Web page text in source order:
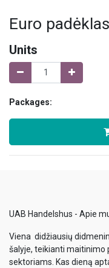
Euro
Units
Packages:
UAB Handelshus - Apie
Viena didžiausių
šalyje, teikianti maitinimo
sektoriams. Kas dieną